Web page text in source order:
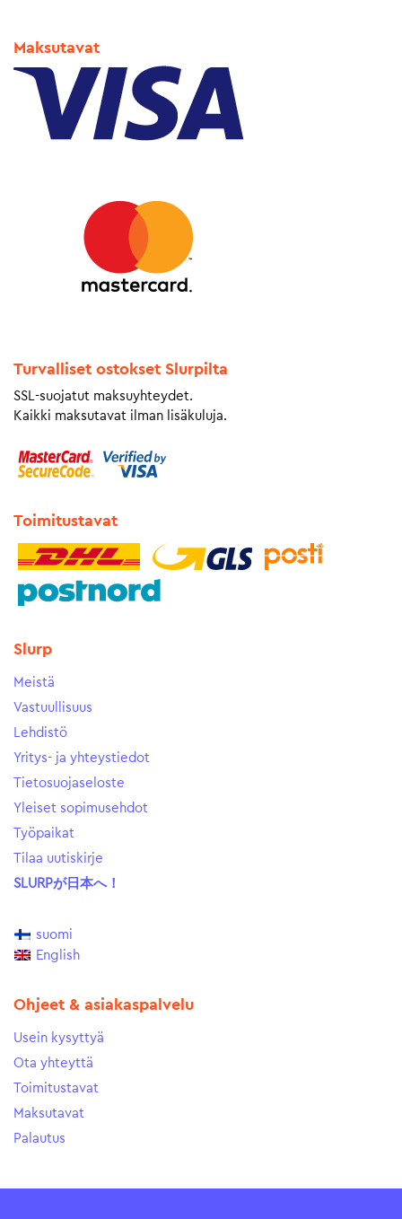
Maksutavat
Turvalliset ostokset Slurpilta
SSL-suojatut maksuyhteydet.
Kaikki maksutavat ilman lisäkuluja.
Toimitustavat
Slurp
Meistä
Vastuullisuus
Lehdistö
Yritys- ja yhteystiedot
Tietosuojaseloste
Yleiset sopimusehdot
Työpaikat
Tilaa uutiskirje
SLURPが日本へ！
suomi
English
Ohjeet & asiakaspalvelu
Usein kysyttyä
Ota yhteyttä
Toimitustavat
Maksutavat
Palautus